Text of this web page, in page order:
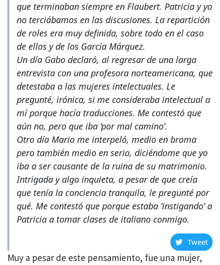
que terminaban siempre en Flaubert. Patricia y yo
no terciábamos en las discusiones. La repartición
de roles era muy definida, sobre todo en el caso
de ellos y de los García Márquez.
Un día Gabo declaró, al regresar de una larga
entrevista con una profesora norteamericana, que
detestaba a las mujeres intelectuales. Le
pregunté, irónica, si me consideraba intelectual a
mí porque hacía traducciones. Me contestó que
aún no, pero que iba ‘por mal camino’.
Otro día Mario me interpeló, medio en broma
pero también medio en serio, diciéndome que yo
iba a ser causante de la ruina de su matrimonio.
Intrigada y algo inquieta, a pesar de que creía
que tenía la conciencia tranquila, le pregunté por
qué. Me contestó que porque estaba ‘instigando’ a
Patricia a tomar clases de italiano conmigo.
Tweet
Muy a pesar de este pensamiento, fue una mujer,